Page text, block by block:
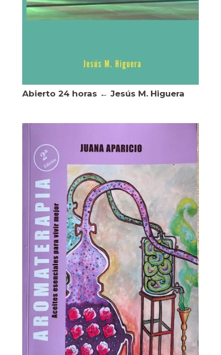
Abierto 24 horas ← Jesús M. Higuera